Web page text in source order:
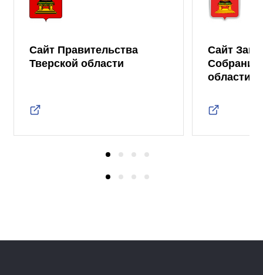
Сайт Правительства
Тверской области
Сайт
Собрания
области